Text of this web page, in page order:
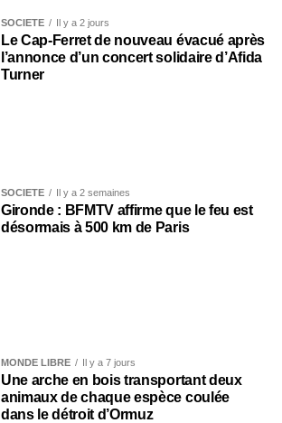
SOCIÉTÉ Il y a 2 jours
Le Cap-Ferret de nouveau évacué après
l’annonce d’un concert solidaire d’Afida
Turner
SOCIÉTÉ Il y a 2 semaines
Gironde : BFMTV affirme que le feu est
désormais à 500 km de Paris
MONDE LIBRE Il y a 7 jours
Une arche en bois transportant deux
animaux de chaque espèce coulée
dans le détroit d’Ormuz